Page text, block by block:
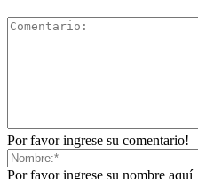
Por favor ingrese su comentario!
Por favor ingrese su nombre aquí